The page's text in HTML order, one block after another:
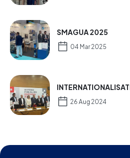
SMAGUA 2025
04 Mar 2025
26 Aug 2024